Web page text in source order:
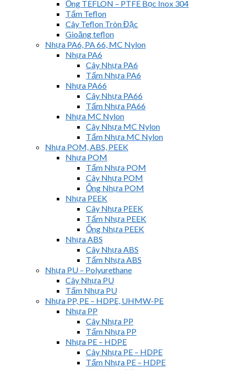
Ống TEFLON – PTFE Bọc Inox 304
Tấm Teflon
Cây Teflon Tròn Đặc
Gioăng teflon
Nhựa PA6, PA 66, MC Nylon
Nhựa PA6
Cây Nhựa PA6
Tấm Nhựa PA6
Nhựa PA66
Cây Nhựa PA66
Tấm Nhựa PA66
Nhựa MC Nylon
Cây Nhựa MC Nylon
Tấm Nhựa MC Nylon
Nhựa POM, ABS, PEEK
Nhựa POM
Tấm Nhựa POM
Cây Nhựa POM
Ống Nhựa POM
Nhựa PEEK
Cây Nhựa PEEK
Tấm Nhựa PEEK
Ống Nhựa PEEK
Nhựa ABS
Cây Nhựa ABS
Tấm Nhựa ABS
Nhựa PU – Polyurethane
Cây Nhựa PU
Tấm Nhựa PU
Nhựa PP, PE – HDPE, UHMW-PE
Nhựa PP
Cây Nhựa PP
Tấm Nhựa PP
Nhựa PE – HDPE
Cây Nhựa PE – HDPE
Tấm Nhựa PE – HDPE